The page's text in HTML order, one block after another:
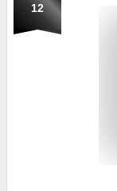
12